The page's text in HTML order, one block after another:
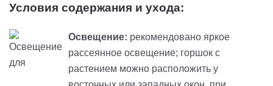
Условия содержания и ухода:
Освещение: рекомендовано яркое
рассеянное освещение; горшок c
растением можно расположить у